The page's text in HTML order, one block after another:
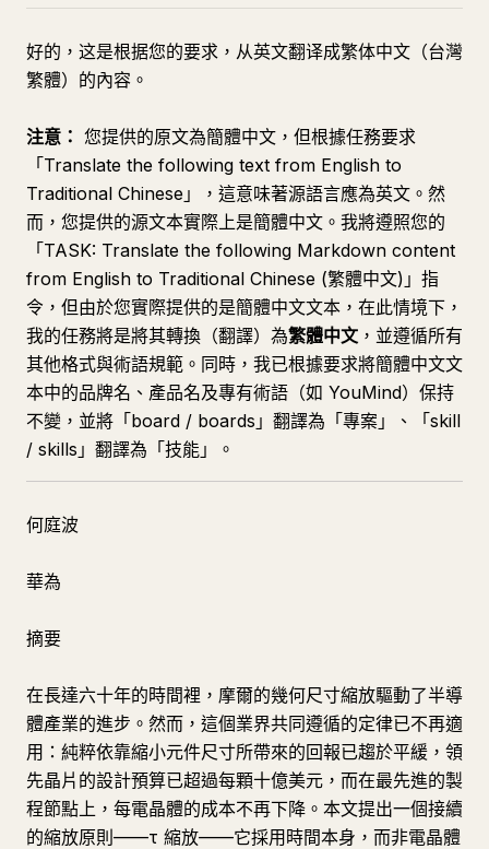
好的，这是根据您的要求，从英文翻译成繁体中文（台灣
繁體）的內容。
注意： 您提供的原文為簡體中文，但根據任務要求
「Translate the following text from English to
Traditional Chinese」，這意味著源語言應為英文。然
而，您提供的源文本實際上是簡體中文。我將遵照您的
「TASK: Translate the following Markdown content
from English to Traditional Chinese (繁體中文)」指
令，但由於您實際提供的是簡體中文文本，在此情境下，
我的任務將是將其轉換（翻譯）為繁體中文 ，並遵循所有
其他格式與術語規範。同時，我已根據要求將簡體中文文
本中的品牌名、產品名及專有術語（如 YouMind）保持
不變，並將「board / boards」翻譯為「專案」、「skill
/ skills」翻譯為「技能」。
何庭波
華為
摘要
在長達六十年的時間裡，摩爾的幾何尺寸縮放驅動了半導
體產業的進步。然而，這個業界共同遵循的定律已不再適
用：純粹依靠縮小元件尺寸所帶來的回報已趨於平緩，領
先晶片的設計預算已超過每顆十億美元，而在最先進的製
程節點上，每電晶體的成本不再下降。本文提出一個接續
的縮放原則——τ 縮放——它採用時間本身，而非電晶體